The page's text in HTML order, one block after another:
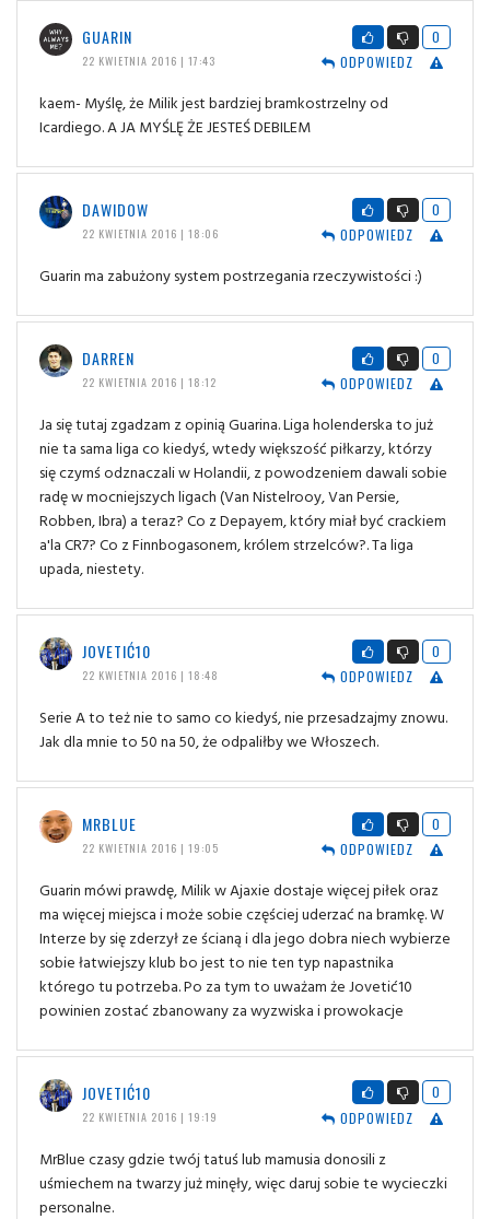
GUARIN
22 KWIETNIA 2016 | 17:43
0
ODPOWIEDZ
kaem- Myślę, że Milik jest bardziej bramkostrzelny od
Icardiego. A JA MYŚLĘ ŻE JESTEŚ DEBILEM
DAWIDOW
22 KWIETNIA 2016 | 18:06
0
ODPOWIEDZ
Guarin ma zabużony system postrzegania rzeczywistości :)
DARREN
22 KWIETNIA 2016 | 18:12
0
ODPOWIEDZ
Ja się tutaj zgadzam z opinią Guarina. Liga holenderska to już
nie ta sama liga co kiedyś, wtedy większość piłkarzy, którzy
się czymś odznaczali w Holandii, z powodzeniem dawali sobie
radę w mocniejszych ligach (Van Nistelrooy, Van Persie,
Robben, Ibra) a teraz? Co z Depayem, który miał być crackiem
a'la CR7? Co z Finnbogasonem, królem strzelców?. Ta liga
upada, niestety.
JOVETIĆ10
22 KWIETNIA 2016 | 18:48
0
ODPOWIEDZ
Serie A to też nie to samo co kiedyś, nie przesadzajmy znowu.
Jak dla mnie to 50 na 50, że odpaliłby we Włoszech.
MRBLUE
22 KWIETNIA 2016 | 19:05
0
ODPOWIEDZ
Guarin mówi prawdę, Milik w Ajaxie dostaje więcej piłek oraz
ma więcej miejsca i może sobie częściej uderzać na bramkę. W
Interze by się zderzył ze ścianą i dla jego dobra niech wybierze
sobie łatwiejszy klub bo jest to nie ten typ napastnika
którego tu potrzeba. Po za tym to uważam że Jovetić10
powinien zostać zbanowany za wyzwiska i prowokacje
JOVETIĆ10
22 KWIETNIA 2016 | 19:19
0
ODPOWIEDZ
MrBlue czasy gdzie twój tatuś lub mamusia donosili z
uśmiechem na twarzy już minęły, więc daruj sobie te wycieczki
personalne.